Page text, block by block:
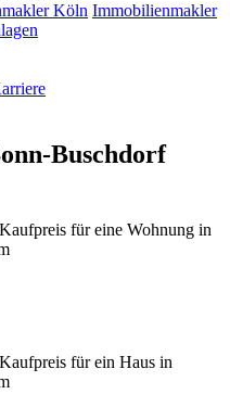
Köln Immobilienmakler
Buschdorf